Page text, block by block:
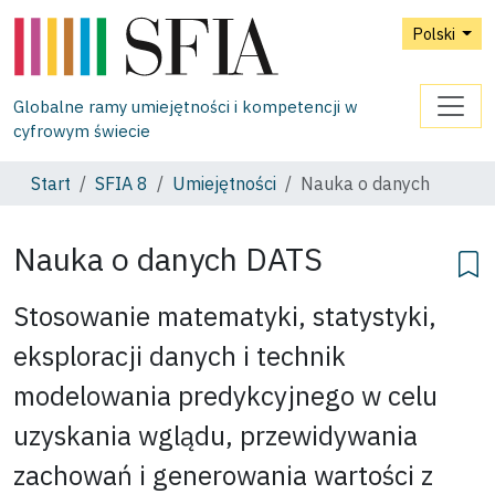
Polski
Globalne ramy umiejętności i kompetencji w
cyfrowym świecie
Start SFIA 8 Umiejętności Nauka o danych
Nauka o danych DATS
Stosowanie matematyki, statystyki,
eksploracji danych i technik
modelowania predykcyjnego w celu
uzyskania wglądu, przewidywania
zachowań i generowania wartości z